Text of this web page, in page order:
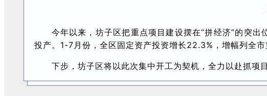
今年以来，坊子区把重点项目建设摆在“拼经济”的突
投产。 1-7月份，全区固定资产投资增长22.3%，增幅列全市
下步，坊子区将以此次集中开工为契机，全力以赴抓项